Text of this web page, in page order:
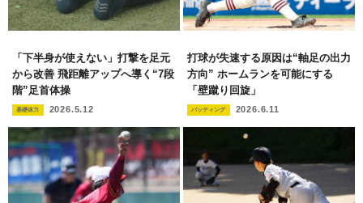
「下半身が使えない」打撃を足元
から改善 飛距離アップへ導く“7段
階”足首体操
基礎体力 2026.5.12
打球が失速する原因は“軸足の出力
方向” ホームランを可能にする
「壁蹴り回旋」
バッティング 2026.6.11